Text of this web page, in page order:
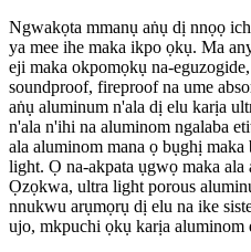
Ngwakọta mmanụ aṅụ dị nnọọ
ya mee ihe maka ikpo ọkụ. Ma
eji maka okpomọkụ na-
soundproof, fireproof na ume
aṅụ aluminum n'ala dị elu karịa
n'ala n'ihi na aluminom ngalaba
ala aluminom mana ọ bụghị
light. Ọ na-akpata ụgwọ maka
Ọzọkwa, ultra light porous
nnukwu arụmọrụ dị elu na ike
ujo, mkpuchi ọkụ karịa aluminom